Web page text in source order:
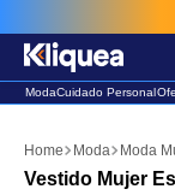
ModaCuidado Personal
Moda Moda
Vestido Mujer